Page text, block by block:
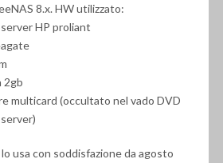
8.x. HW utilizzato:
HP proliant
2gb
multicard (occultato nel vado DVD
usa con soddisfazione da agosto